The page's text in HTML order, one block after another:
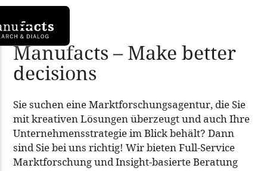
Manufacts – Make better
decisions
Sie suchen eine Marktforschungsagentur, die Sie
mit kreativen Lösungen überzeugt und auch Ihre
Unternehmensstrategie im Blick behält? Dann
sind Sie bei uns richtig! Wir bieten Full-Service
Marktforschung und Insight-basierte Beratung